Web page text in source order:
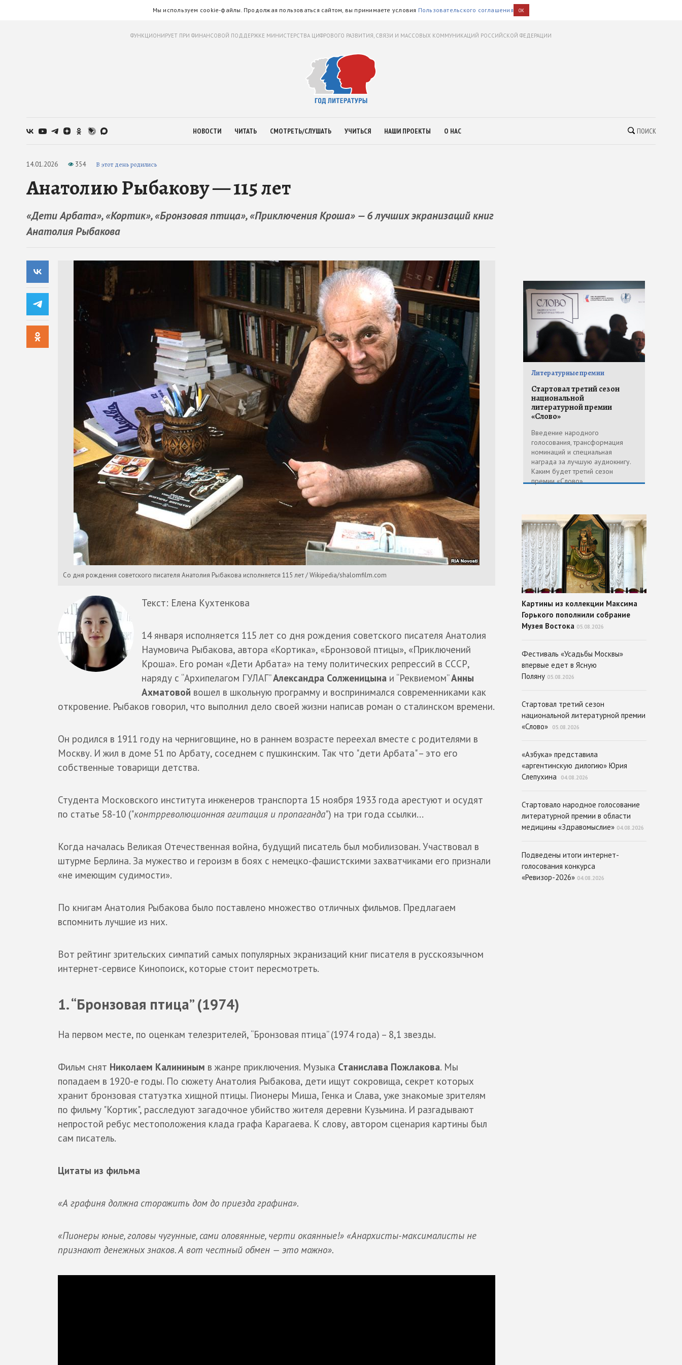
Мы используем cookie-файлы. Продолжая пользоваться сайтом, вы принимаете условия Пользовательского соглашения OK
ФУНКЦИОНИРУЕТ ПРИ ФИНАНСОВОЙ ПОДДЕРЖКЕ МИНИСТЕРСТВА ЦИФРОВОГО РАЗВИТИЯ, СВЯЗИ И МАССОВЫХ КОММУНИКАЦИЙ РОССИЙСКОЙ ФЕДЕРАЦИИ
НОВОСТИ ЧИТАТЬ СМОТРЕТЬ/СЛУШАТЬ УЧИТЬСЯ НАШИ ПРОЕКТЫ О НАС ПОИСК
14.01.2026 354 В этот день родились
Анатолию Рыбакову — 115 лет
«Дети Арбата», «Кортик», «Бронзовая птица», «Приключения Кроша» — 6 лучших экранизаций книг
Анатолия Рыбакова
Со дня рождения советского писателя Анатолия Рыбакова исполняется 115 лет / Wikipedia/shalomfilm.com
Текст: Елена Кухтенкова
14 января исполняется 115 лет со дня рождения советского писателя Анатолия
Наумовича Рыбакова, автора «Кортика», «Бронзовой птицы», «Приключений
Кроша». Его роман «Дети Арбата» на тему политических репрессий в СССР,
наряду с “Архипелагом ГУЛАГ”Александра Солженицына и “Реквиемом”Анны
Ахматовой вошел в школьную программу и воспринимался современниками как
откровение. Рыбаков говорил, что выполнил дело своей жизни написав роман о сталинском времени.
Он родился в 1911 году на черниговщине, но в раннем возрасте переехал вместе с родителями в
Москву. И жил в доме 51 по Арбату, соседнем с пушкинским. Так что "дети Арбата" – это его
собственные товарищи детства.
Студента Московского института инженеров транспорта 15 ноября 1933 года арестуют и осудят
по статье 58-10 ("контрреволюционная агитация и пропаганда") на три года ссылки...
Когда началась Великая Отечественная война, будущий писатель был мобилизован. Участвовал в
штурме Берлина. За мужество и героизм в боях с немецко-фашистскими захватчиками его признали
«не имеющим судимости».
По книгам Анатолия Рыбакова было поставлено множество отличных фильмов. Предлагаем
вспомнить лучшие из них.
Вот рейтинг зрительских симпатий самых популярных экранизаций книг писателя в русскоязычном
интернет-сервисе Кинопоиск, которые стоит пересмотреть.
1. “Бронзовая птица” (1974)
На первом месте, по оценкам телезрителей, “Бронзовая птица” (1974 года) – 8,1 звезды.
Фильм снят Николаем Калининым в жанре приключения. Музыка Станислава Пожлакова. Мы
попадаем в 1920-е годы. По сюжету Анатолия Рыбакова, дети ищут сокровища, секрет которых
хранит бронзовая статуэтка хищной птицы. Пионеры Миша, Генка и Слава, уже знакомые зрителям
по фильму "Кортик", расследуют загадочное убийство жителя деревни Кузьмина. И разгадывают
непростой ребус местоположения клада графа Карагаева. К слову, автором сценария картины был
сам писатель.
Цитаты из фильма
«А графиня должна сторожить дом до приезда графина».
«Пионеры юные, головы чугунные, сами оловянные, черти окаянные!» «Анархисты-максималисты не
признают денежных знаков. А вот честный обмен — это можно».
Литературные премии
Стартовал третий сезон
национальной
литературной премии
«Слово»
Введение народного
голосования, трансформация
номинаций и специальная
награда за лучшую аудиокнигу.
Каким будет третий сезон
премии «Слово»
Картины из коллекции Максима
Горького пополнили собрание
Музея Востока 05.08.2026
Фестиваль «Усадьбы Москвы»
впервые едет в Ясную
Поляну 05.08.2026
Стартовал третий сезон
национальной литературной премии
«Слово»
05.08.2026
«Азбука» представила
«аргентинскую дилогию» Юрия
Слепухина
04.08.2026
Стартовало народное голосование
литературной премии в области
медицины «Здравомыслие» 04.08.2026
Подведены итоги интернет-
голосования конкурса
«Ревизор-2026» 04.08.2026